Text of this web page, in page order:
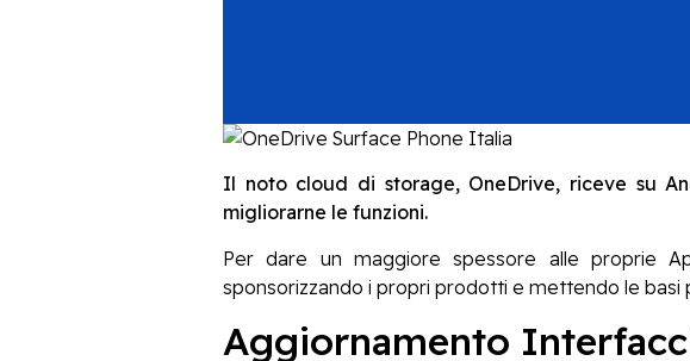
Il noto cloud di storage, OneDrive, riceve su
migliorarne le funzioni.
Per dare un maggiore spessore alle proprie
sponsorizzando i propri prodotti e mettendo le basi
Aggiornamento